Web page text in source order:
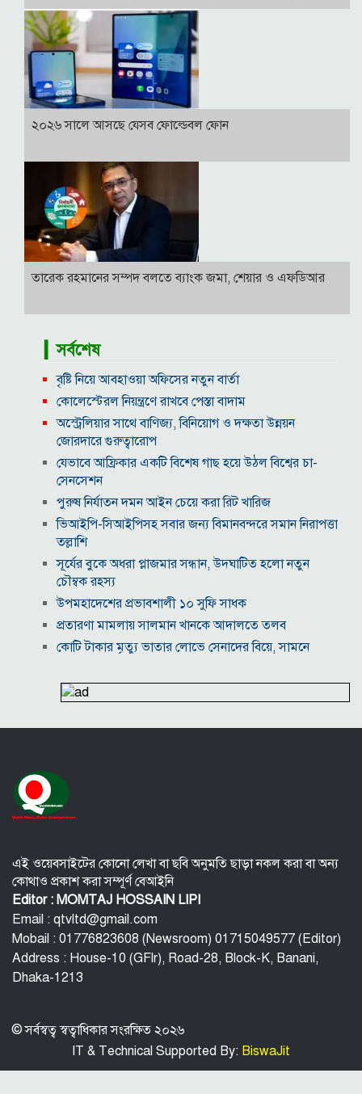
২০২৬ সালে আসছে যেসব ফোল্ডেবল ফোন
তারেক রহমানের সম্পদ বলতে ব্যাংক জমা, শেয়ার ও এফডিআর
▎সর্বশেষ
বৃষ্টি নিয়ে আবহাওয়া অফিসের নতুন বার্তা
কোলেস্টেরল নিয়ন্ত্রণে রাখবে পেস্তা বাদাম
অস্ট্রেলিয়ার সাথে বাণিজ্য, বিনিয়োগ ও দক্ষতা উন্নয়ন
জোরদারে গুরুত্বারোপ
যেভাবে আফ্রিকার একটি বিশেষ গাছ হয়ে উঠল বিশ্বের চা-
সেনসেশন
পুরুষ নির্যাতন দমন আইন চেয়ে করা রিট খারিজ
ভিআইপি-সিআইপিসহ সবার জন্য বিমানবন্দরে সমান নিরাপত্তা
তল্লাশি
সূর্যের বুকে অধরা প্লাজমার সন্ধান, উদ্ঘাটিত হলো নতুন
চৌম্বক রহস্য
উপমহাদেশের প্রভাবশালী ১০ সুফি সাধক
প্রতারণা মামলায় সালমান খানকে আদালতে তলব
কোটি টাকার মৃত্যু ভাতার লোভে সেনাদের বিয়ে, সামনে
হিরোশিমা-নাগাসাকি হামলার ৮১ বছর: বর্তমান বিশ্বে
পারমাণবিক পরিস্থিতি কি?
বাংলাদেশি টাকায় আজকের মুদ্রা বিনিময় হার
বিতর্কিত প্রস্তাবের জন্য ক্ষমা চাইলেন ফিফা সভাপতি
ইরান-ওমান আলোচনা ঘিরে বিশ্ববাজারে কমল জ্বালানি
এই ওয়েবসাইটের কোনো লেখা বা ছবি অনুমতি ছাড়া নকল করা বা অন্য
কোথাও প্রকাশ করা সম্পূর্ণ বেআইনি
Editor : MOMTAJ HOSSAIN LIPI
Email : qtvltd@gmail.com
Mobail : 01776823608 (Newsroom) 01715049577 (Editor)
Address : House-10 (GFlr), Road-28, Block-K, Banani,
Dhaka-1213
© সর্বস্বত্ব স্বত্বাধিকার সংরক্ষিত ২০২৬
IT & Technical Supported By: BiswaJit